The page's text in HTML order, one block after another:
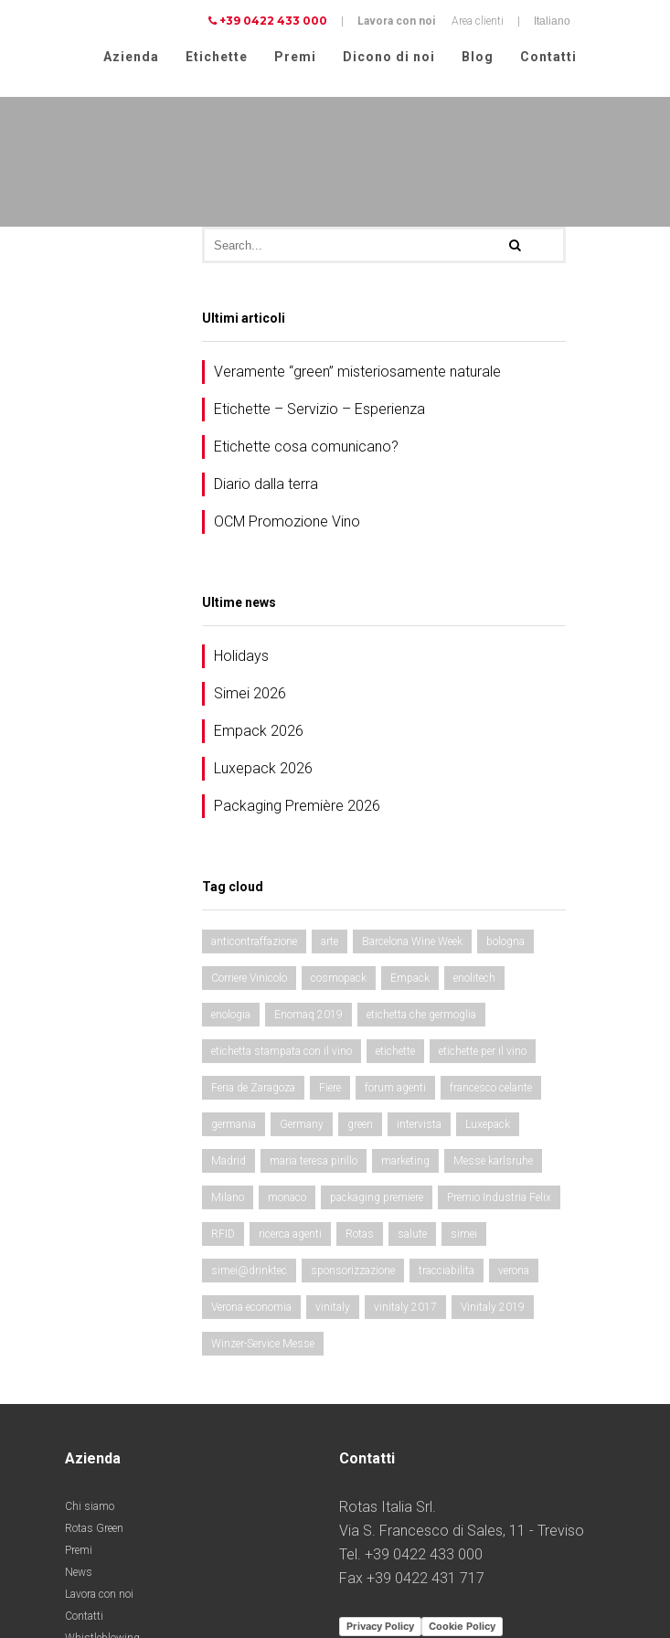
+39 0422 433 000 Lavora con noi Area clienti
Azienda Etichette Premi Dicono di noi Blog Contatti
Ultimi articoli
Veramente “green” misteriosamente naturale
Etichette – Servizio – Esperienza
Etichette cosa comunicano?
Diario dalla terra
OCM Promozione Vino
Ultime news
Holidays
Simei 2026
Empack 2026
Luxepack 2026
Packaging Première 2026
Tag cloud
anticontraffazione arte Barcelona Wine Week bologna
Corriere Vinicolo cosmopack Empack enolitech
enologia Enomaq 2019 etichetta che germoglia
etichetta stampata con il vino etichette etichette per il vino
Feria de Zaragoza Fiere forum agenti francesco celante
germania Germany green intervista Luxepack
Madrid maria teresa pirillo marketing Messe karlsruhe
Milano monaco packaging premiere Premio Industria Felix
RFID ricerca agenti Rotas salute simei
simei@drinktec sponsorizzazione tracciabilita verona
Verona economia vinitaly vinitaly 2017 Vinitaly 2019
Winzer-Service Messe
Azienda
Chi siamo
Rotas Green
Premi
News
Lavora con noi
Contatti
Contatti
Rotas Italia Srl.
Via S. Francesco di Sales, 11 - Treviso
Tel. +39 0422 433 000
Fax +39 0422 431 717
Privacy Policy Cookie Policy
Le tue preferenze relative alla privacy